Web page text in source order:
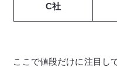
C社
ここで値段だけに注目し